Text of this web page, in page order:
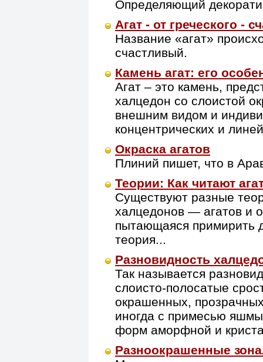
Определяющий
Агат - от греческого -
Название «агат»
счастливый.
Камень агат: его
Агат – это камень,
халцедон со слоистой
внешним видом и
концентрических и
Окраска агатов
Плиний пишет, что в
Теории: Как читают
Существуют разные
халцедонов — агатов и
пытающаяся примирить
теория...
Разновидность
Так называется
слоисто-полосатые
окрашенных,
иногда с примесью
форм аморфной и
Разноокрашенные